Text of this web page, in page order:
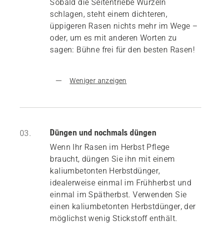
Sobald die Seitentriebe Wurzeln
schlagen, steht einem dichteren,
üppigeren Rasen nichts mehr im Wege –
oder, um es mit anderen Worten zu
sagen: Bühne frei für den besten Rasen!
Weniger anzeigen
03. Düngen und nochmals düngen
Wenn Ihr Rasen im Herbst Pflege
braucht, düngen Sie ihn mit einem
kaliumbetonten Herbstdünger,
idealerweise einmal im Frühherbst und
einmal im Spätherbst. Verwenden Sie
einen kaliumbetonten Herbstdünger, der
möglichst wenig Stickstoff enthält.